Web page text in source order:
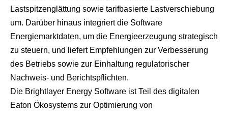
Lastspitzenglättung sowie tarifbasierte Lastverschiebung
um. Darüber hinaus integriert die Software
Energiemarktdaten, um die Energieerzeugung strategisch
zu steuern, und liefert Empfehlungen zur Verbesserung
des Betriebs sowie zur Einhaltung regulatorischer
Nachweis‑ und Berichtspflichten.
Die Brightlayer Energy Software ist Teil des digitalen
Eaton Ökosystems zur Optimierung von